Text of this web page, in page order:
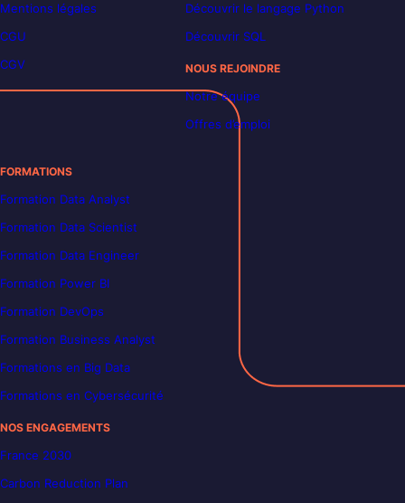
Mentions légales
CGU
CGV
Découvrir le langage Python
Découvrir SQL
NOUS REJOINDRE
Notre équipe
Offres d’emploi
FORMATIONS
Formation Data Analyst
Formation Data Scientist
Formation Data Engineer
Formation Power BI
Formation DevOps
Formation Business Analyst
Formations en Big Data
Formations en Cybersécurité
NOS ENGAGEMENTS
France 2030
Carbon Reduction Plan